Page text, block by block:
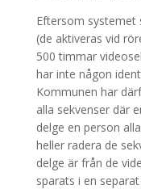
Eftersom systemet
(de aktiveras vid
500 timmar
har inte någon
Kommunen har
alla sekvenser där
delge en person
heller radera de
delge är från de
sparats i en